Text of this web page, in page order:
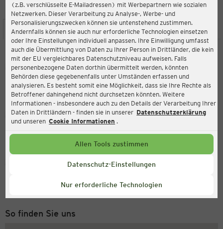
(z.B. verschlüsselte E-Mailadressen) mit Werbepartnern wie sozialen
Netzwerken. Dieser Verarbeitung zu Analyse-, Werbe- und
Personalisierungszwecken können sie untenstehend zustimmen.
Andernfalls können sie auch nur erforderliche Technologien einsetzen
oder Ihre Einstellungen individuell anpassen. Ihre Einwilligung umfasst
auch die Übermittlung von Daten zu Ihrer Person in Drittländer, die kein
mit der EU vergleichbares Datenschutzniveau aufweisen. Falls
personenbezogene Daten dorthin übermittelt werden, könnten
Behörden diese gegebenenfalls unter Umständen erfassen und
analysieren. Es besteht somit eine Möglichkeit, dass sie Ihre Rechte als
Betroffener dahingehend nicht durchsetzen könnten. Weitere
Informationen - insbesondere auch zu den Details der Verarbeitung Ihrer
Daten in Drittländern - finden sie in unserer Datenschutzerklärung
und unseren Cookie Informationen .
Allen Tools zustimmen
Datenschutz-Einstellungen
Nur erforderliche Technologien
3,2
Bewertung:
STANDORT SERVICES SORTIMENT AKTIONEN
Ernsting's family
Otto-Hahn Straße 18, 68623 Lampertheim
Aktuell:
Geöffnet
Service Hotline
Montag bis Freitag 8-18 Uhr
So finden Sie uns